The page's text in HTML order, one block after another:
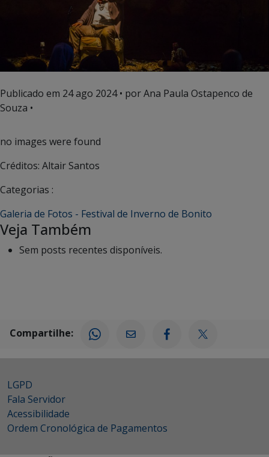
Publicado em 24 ago 2024• por Ana Paula Ostapenco de
Souza •
no images were found
Créditos: Altair Santos
Categorias :
Galeria de Fotos - Festival de Inverno de Bonito
Veja Também
Sem posts recentes disponíveis.
Compartilhe:
LGPD
Fala Servidor
Acessibilidade
Ordem Cronológica de Pagamentos